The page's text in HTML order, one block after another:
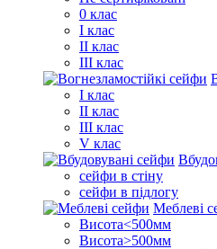
0 клас
I клас
II клас
III клас
I клас
II клас
III клас
V клас
сейфи в стіну
сейфи в підлогу
Меблеві
Висота<500мм
Висота>500мм